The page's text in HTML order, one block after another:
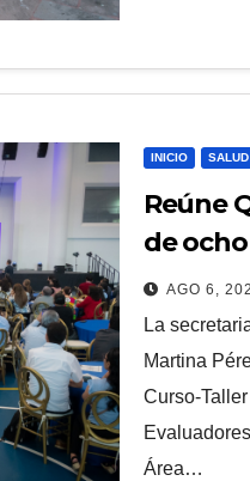
INICIO SALUD
Reúne
de
deAGO 6,
La
Martina
Curso-
Área…